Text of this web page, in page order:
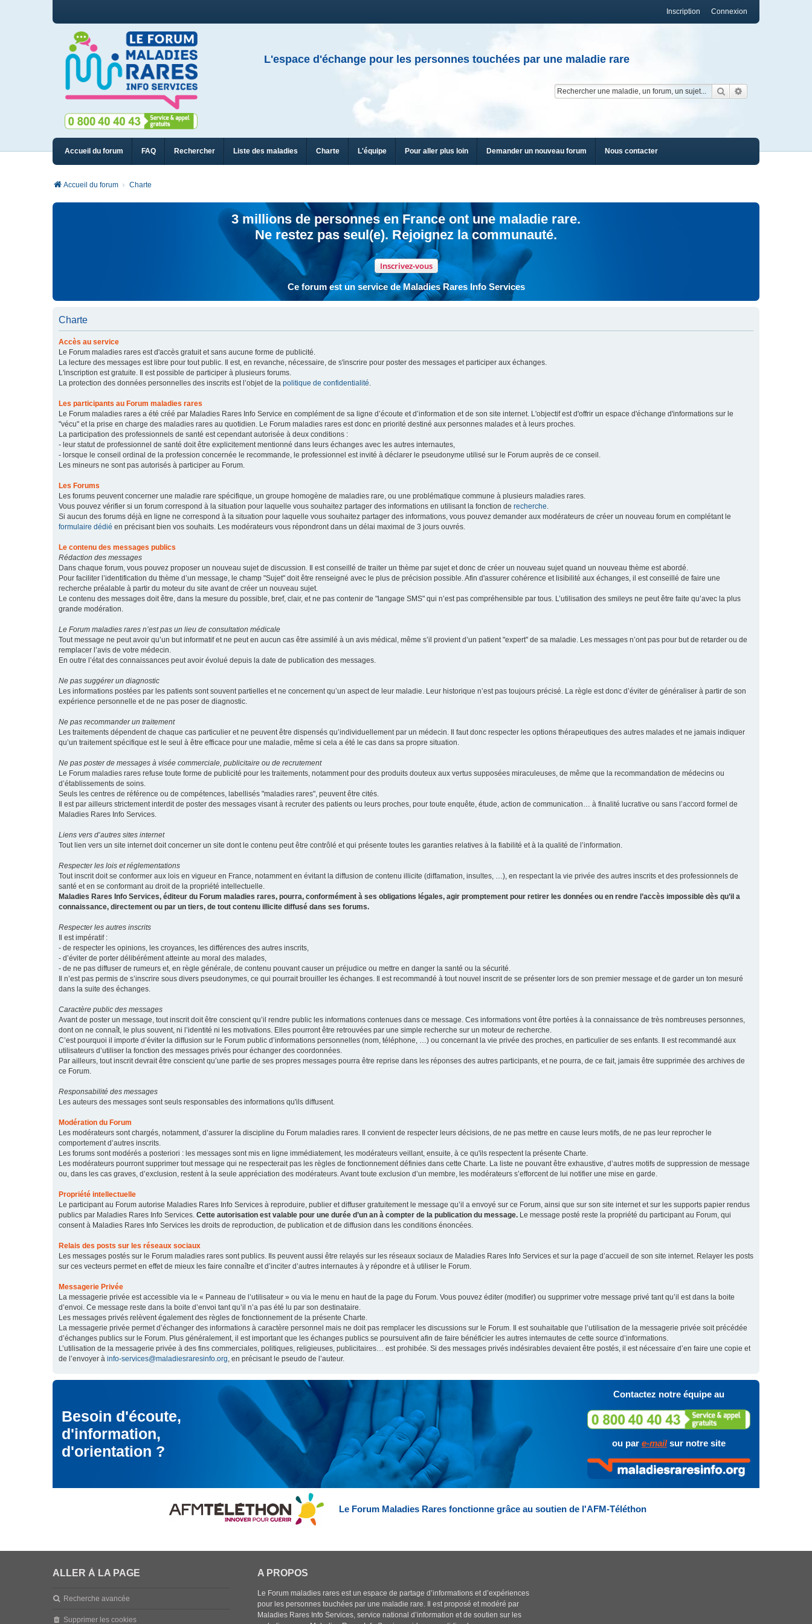
Connexion
Inscription
L'espace d'échange pour les personnes touchées par une maladie rare
Rechercher
Accueil du forum FAQ Rechercher Liste des maladies Charte L'équipe Pour aller plus loin Demander un nouveau forum Nous contacter
Accueil du forum Charte
3 millions de personnes en France ont une maladie rare.
Ne restez pas seul(e). Rejoignez la communauté.
Inscrivez-vous
Ce forum est un service de Maladies Rares Info Services
Charte
Accès au service
Le Forum maladies rares est d'accès gratuit et sans aucune forme de publicité.
La lecture des messages est libre pour tout public. Il est, en revanche, nécessaire, de s'inscrire pour poster des messages et participer aux échanges.
L'inscription est gratuite. Il est possible de participer à plusieurs forums.
La protection des données personnelles des inscrits est l’objet de la politique de confidentialité.
Les participants au Forum maladies rares
Le Forum maladies rares a été créé par Maladies Rares Info Service en complément de sa ligne d’écoute et d’information et de son site internet. L'objectif est d'offrir un espace d'échange d'informations sur le
"vécu" et la prise en charge des maladies rares au quotidien. Le Forum maladies rares est donc en priorité destiné aux personnes malades et à leurs proches.
La participation des professionnels de santé est cependant autorisée à deux conditions :
- leur statut de professionnel de santé doit être explicitement mentionné dans leurs échanges avec les autres internautes,
- lorsque le conseil ordinal de la profession concernée le recommande, le professionnel est invité à déclarer le pseudonyme utilisé sur le Forum auprès de ce conseil.
Les mineurs ne sont pas autorisés à participer au Forum.
Les Forums
Les forums peuvent concerner une maladie rare spécifique, un groupe homogène de maladies rare, ou une problématique commune à plusieurs maladies rares.
Vous pouvez vérifier si un forum correspond à la situation pour laquelle vous souhaitez partager des informations en utilisant la fonction de recherche.
Si aucun des forums déjà en ligne ne correspond à la situation pour laquelle vous souhaitez partager des informations, vous pouvez demander aux modérateurs de créer un nouveau forum en complétant le
formulaire dédié en précisant bien vos souhaits. Les modérateurs vous répondront dans un délai maximal de 3 jours ouvrés.
Le contenu des messages publics
Rédaction des messages
Dans chaque forum, vous pouvez proposer un nouveau sujet de discussion. Il est conseillé de traiter un thème par sujet et donc de créer un nouveau sujet quand un nouveau thème est abordé.
Pour faciliter l’identification du thème d’un message, le champ "Sujet" doit être renseigné avec le plus de précision possible. Afin d'assurer cohérence et lisibilité aux échanges, il est conseillé de faire une
recherche préalable à partir du moteur du site avant de créer un nouveau sujet.
Le contenu des messages doit être, dans la mesure du possible, bref, clair, et ne pas contenir de "langage SMS" qui n’est pas compréhensible par tous. L’utilisation des smileys ne peut être faite qu’avec la plus
grande modération.
Le Forum maladies rares n’est pas un lieu de consultation médicale
Tout message ne peut avoir qu’un but informatif et ne peut en aucun cas être assimilé à un avis médical, même s’il provient d’un patient "expert" de sa maladie. Les messages n’ont pas pour but de retarder ou de
remplacer l’avis de votre médecin.
En outre l’état des connaissances peut avoir évolué depuis la date de publication des messages.
Ne pas suggérer un diagnostic
Les informations postées par les patients sont souvent partielles et ne concernent qu’un aspect de leur maladie. Leur historique n’est pas toujours précisé. La règle est donc d’éviter de généraliser à partir de son
expérience personnelle et de ne pas poser de diagnostic.
Ne pas recommander un traitement
Les traitements dépendent de chaque cas particulier et ne peuvent être dispensés qu’individuellement par un médecin. Il faut donc respecter les options thérapeutiques des autres malades et ne jamais indiquer
qu’un traitement spécifique est le seul à être efficace pour une maladie, même si cela a été le cas dans sa propre situation.
Ne pas poster de messages à visée commerciale, publicitaire ou de recrutement
Le Forum maladies rares refuse toute forme de publicité pour les traitements, notamment pour des produits douteux aux vertus supposées miraculeuses, de même que la recommandation de médecins ou
d’établissements de soins.
Seuls les centres de référence ou de compétences, labellisés "maladies rares", peuvent être cités.
Il est par ailleurs strictement interdit de poster des messages visant à recruter des patients ou leurs proches, pour toute enquête, étude, action de communication… à finalité lucrative ou sans l’accord formel de
Maladies Rares Info Services.
Liens vers d’autres sites internet
Tout lien vers un site internet doit concerner un site dont le contenu peut être contrôlé et qui présente toutes les garanties relatives à la fiabilité et à la qualité de l’information.
Respecter les lois et réglementations
Tout inscrit doit se conformer aux lois en vigueur en France, notamment en évitant la diffusion de contenu illicite (diffamation, insultes, …), en respectant la vie privée des autres inscrits et des professionnels de
santé et en se conformant au droit de la propriété intellectuelle.
Maladies Rares Info Services, éditeur du Forum maladies rares, pourra, conformément à ses obligations légales, agir promptement pour retirer les données ou en rendre l’accès impossible dès qu’il a
connaissance, directement ou par un tiers, de tout contenu illicite diffusé dans ses forums.
Respecter les autres inscrits
Il est impératif :
- de respecter les opinions, les croyances, les différences des autres inscrits,
- d’éviter de porter délibérément atteinte au moral des malades,
- de ne pas diffuser de rumeurs et, en règle générale, de contenu pouvant causer un préjudice ou mettre en danger la santé ou la sécurité.
Il n’est pas permis de s’inscrire sous divers pseudonymes, ce qui pourrait brouiller les échanges. Il est recommandé à tout nouvel inscrit de se présenter lors de son premier message et de garder un ton mesuré
dans la suite des échanges.
Caractère public des messages
Avant de poster un message, tout inscrit doit être conscient qu’il rendre public les informations contenues dans ce message. Ces informations vont être portées à la connaissance de très nombreuses personnes,
dont on ne connaît, le plus souvent, ni l’identité ni les motivations. Elles pourront être retrouvées par une simple recherche sur un moteur de recherche.
C’est pourquoi il importe d’éviter la diffusion sur le Forum public d’informations personnelles (nom, téléphone, …) ou concernant la vie privée des proches, en particulier de ses enfants. Il est recommandé aux
utilisateurs d’utiliser la fonction des messages privés pour échanger des coordonnées.
Par ailleurs, tout inscrit devrait être conscient qu’une partie de ses propres messages pourra être reprise dans les réponses des autres participants, et ne pourra, de ce fait, jamais être supprimée des archives de
ce Forum.
Responsabilité des messages
Les auteurs des messages sont seuls responsables des informations qu'ils diffusent.
Modération du Forum
Les modérateurs sont chargés, notamment, d’assurer la discipline du Forum maladies rares. Il convient de respecter leurs décisions, de ne pas mettre en cause leurs motifs, de ne pas leur reprocher le
comportement d’autres inscrits.
Les forums sont modérés a posteriori : les messages sont mis en ligne immédiatement, les modérateurs veillant, ensuite, à ce qu'ils respectent la présente Charte.
Les modérateurs pourront supprimer tout message qui ne respecterait pas les règles de fonctionnement définies dans cette Charte. La liste ne pouvant être exhaustive, d’autres motifs de suppression de message
ou, dans les cas graves, d’exclusion, restent à la seule appréciation des modérateurs. Avant toute exclusion d’un membre, les modérateurs s’efforcent de lui notifier une mise en garde.
Propriété intellectuelle
Le participant au Forum autorise Maladies Rares Info Services à reproduire, publier et diffuser gratuitement le message qu’il a envoyé sur ce Forum, ainsi que sur son site internet et sur les supports papier rendus
publics par Maladies Rares Info Services. Cette autorisation est valable pour une durée d’un an à compter de la publication du message. Le message posté reste la propriété du participant au Forum, qui
consent à Maladies Rares Info Services les droits de reproduction, de publication et de diffusion dans les conditions énoncées.
Relais des posts sur les réseaux sociaux
Les messages postés sur le Forum maladies rares sont publics. Ils peuvent aussi être relayés sur les réseaux sociaux de Maladies Rares Info Services et sur la page d’accueil de son site internet. Relayer les posts
sur ces vecteurs permet en effet de mieux les faire connaître et d’inciter d’autres internautes à y répondre et à utiliser le Forum.
Messagerie Privée
La messagerie privée est accessible via le « Panneau de l’utilisateur » ou via le menu en haut de la page du Forum. Vous pouvez éditer (modifier) ou supprimer votre message privé tant qu’il est dans la boite
d’envoi. Ce message reste dans la boite d’envoi tant qu’il n’a pas été lu par son destinataire.
Les messages privés relèvent également des règles de fonctionnement de la présente Charte.
La messagerie privée permet d’échanger des informations à caractère personnel mais ne doit pas remplacer les discussions sur le Forum. Il est souhaitable que l’utilisation de la messagerie privée soit précédée
d’échanges publics sur le Forum. Plus généralement, il est important que les échanges publics se poursuivent afin de faire bénéficier les autres internautes de cette source d’informations.
L’utilisation de la messagerie privée à des fins commerciales, politiques, religieuses, publicitaires… est prohibée. Si des messages privés indésirables devaient être postés, il est nécessaire d’en faire une copie et
de l’envoyer à info-services@maladiesraresinfo.org, en précisant le pseudo de l’auteur.
Besoin d'écoute,
d'information,
d'orientation ?
Contactez notre équipe au
ou par e-mailsur notre site
Le Forum Maladies Rares fonctionne grâce au soutien de l'AFM-Téléthon
ALLER À LA PAGE
Recherche avancée
Supprimer les cookies
A PROPOS
Le Forum maladies rares est un espace de partage d’informations et d’expériences
pour les personnes touchées par une maladie rare. Il est proposé et modéré par
Maladies Rares Info Services, service national d’information et de soutien sur les